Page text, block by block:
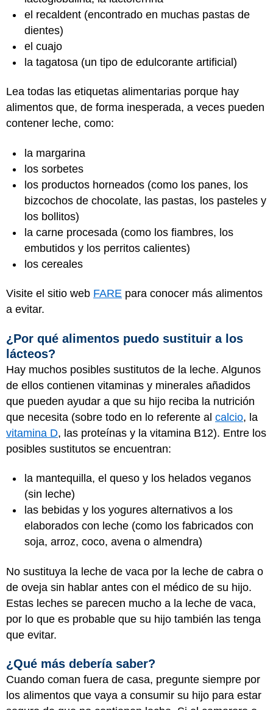
el recaldent (encontrado en muchas pastas de
dientes)
el cuajo
la tagatosa (un tipo de edulcorante artificial)
Lea todas las etiquetas alimentarias porque hay
alimentos que, de forma inesperada, a veces pueden
contener leche, como:
la margarina
los sorbetes
los productos horneados (como los panes, los
bizcochos de chocolate, las pastas, los pasteles y
los bollitos)
la carne procesada (como los fiambres, los
embutidos y los perritos calientes)
los cereales
Visite el sitio web FARE para conocer más alimentos
a evitar.
¿Por qué alimentos puedo sustituir a los
lácteos?
Hay muchos posibles sustitutos de la leche. Algunos
de ellos contienen vitaminas y minerales añadidos
que pueden ayudar a que su hijo reciba la nutrición
que necesita (sobre todo en lo referente al calcio, la
vitamina D, las proteínas y la vitamina B12). Entre los
posibles sustitutos se encuentran:
la mantequilla, el queso y los helados veganos
(sin leche)
las bebidas y los yogures alternativos a los
elaborados con leche (como los fabricados con
soja, arroz, coco, avena o almendra)
No sustituya la leche de vaca por la leche de cabra o
de oveja sin hablar antes con el médico de su hijo.
Estas leches se parecen mucho a la leche de vaca,
por lo que es probable que su hijo también las tenga
que evitar.
¿Qué más debería saber?
Cuando coman fuera de casa, pregunte siempre por
los alimentos que vaya a consumir su hijo para estar